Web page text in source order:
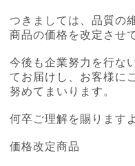
つきましては、品質の
商品の価格を改定させ
今後も企業努力を行な
てお届けし、お客様に
努めてまいります。
何卒ご理解を賜ります
価格改定商品